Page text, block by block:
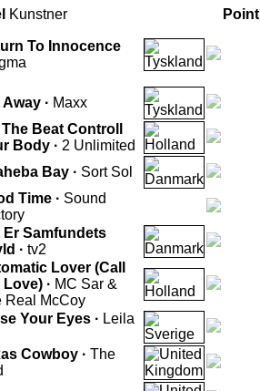
Kunstner Point
To Innocence
· Maxx
The Beat Controll
Body · 2 Unlimited
Bay · Sort Sol
Time · Sound
Er Samfundets
· tv2
Lover (Call
Love) · MC Sar &
Real McCoy
Your Eyes · Leila
Cowboy · The